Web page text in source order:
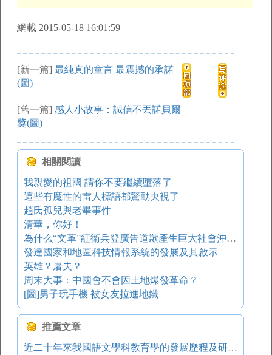
網載 2015-05-18 16:01:59
[新一篇] 最純真的童言 最震撼的承諾
(圖)
[舊一篇] 感人小故事：誠信不丟諾貝爾
獎(圖)
相關閱讀
我親愛的祖國 請你不要繼續墮落了
這些有魔性的雷人標語都驚動央視了
趙氏孤兒與老畢事件
清華，你好！
為什么“文革”紅衛兵登廣告道歉產生巨大社會沖擊力
發達國家和地區科技情報系統的發展及其啟示
英雄？屠夫？
周末大事：中國會不會因土地爆發革命？
[圖]男子玩手機 被女友拉進地鐵
推薦文章
近二十年來我國語文學科教育學的發展歷程及研究策略